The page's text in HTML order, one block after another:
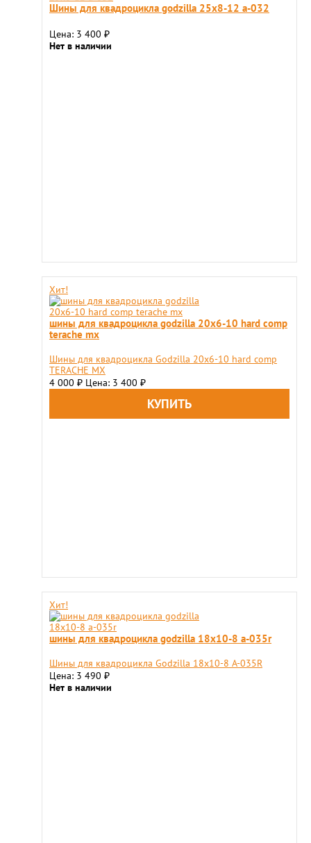
Шины для квадроцикла godzilla 25х8-12 a-032
Цена: 3 400 ₽
Нет в наличии
Хит!
шины для квадроцикла godzilla 20х6-10 hard comp
terache mx
Шины для квадроцикла Godzilla 20х6-10 hard comp
TERACHE MX
4 000 ₽ Цена: 3 400 ₽
Хит!
шины для квадроцикла godzilla 18х10-8 a-035r
Шины для квадроцикла Godzilla 18х10-8 A-035R
Цена: 3 490 ₽
Нет в наличии